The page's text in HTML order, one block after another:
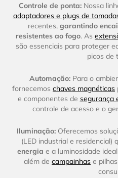
Controle de ponta:Nossa
adaptadores e plugs de
recentes, garantindo
resistentes ao fogo. As
são essenciais para proteger
picos de
Automação:Para o
fornecemos chaves magnéticas
e componentes de segurança
controle de acesso e o
Iluminação: Oferecemos
(LED industrial e residencial)
energia e a luminosidade
além de campainhas e